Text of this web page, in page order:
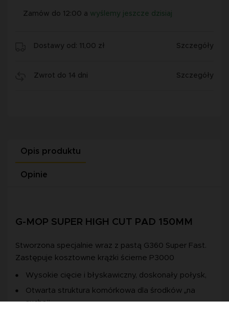
Zamów do 12:00 a wyślemy jeszcze dzisiaj
Dostawy od: 11,00 zł Szczegóły
Zwrot do 14 dni Szczegóły
Opis produktu
Opinie
G-MOP SUPER HIGH CUT PAD 150MM
Stworzona specjalnie wraz z pastą G360 Super Fast.
Zastępuje kosztowne krążki ścierne P3000
Wysokie cięcie i błyskawiczny, doskonały połysk,
Otwarta struktura komórkowa dla środków „na
sucho”,